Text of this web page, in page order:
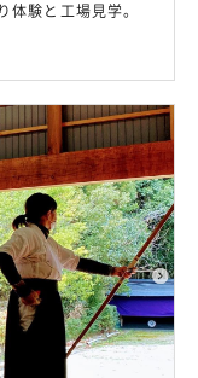
体験と工場見学。